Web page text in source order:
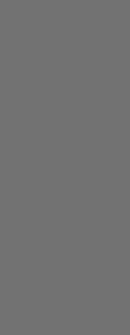
aux favoris
des favoris